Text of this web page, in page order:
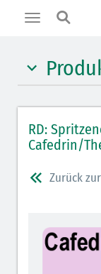
Toggle
Opiate/
RD:
Cafedrin/
Zurück